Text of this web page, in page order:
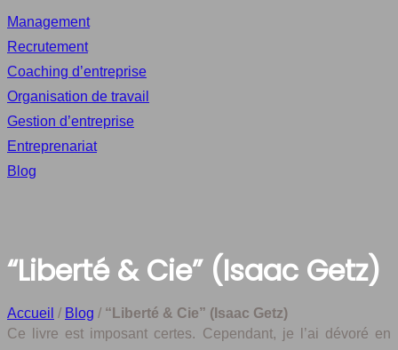
Management
Recrutement
Coaching d’entreprise
Organisation de travail
Gestion d’entreprise
Entreprenariat
Blog
“Liberté & Cie” (Isaac Getz)
Accueil / Blog / “Liberté & Cie” (Isaac Getz)
Ce livre est imposant certes. Cependant, je l’ai dévoré en